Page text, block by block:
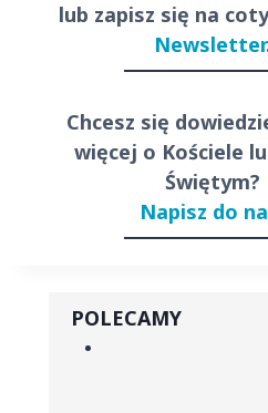
lub zapisz się na
Newsletter
Chcesz się
więcej o Kościele
Świętym?
Napisz do
POLECAMY